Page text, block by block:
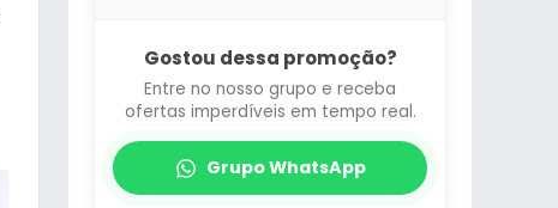
Gostou dessa promoção?
Entre no nosso grupo e receba
ofertas imperdíveis em tempo real.
Grupo WhatsApp